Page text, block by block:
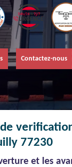
Contactez-nous
77230
et les